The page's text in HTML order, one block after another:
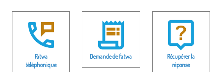
Fatwa
téléphonique
Demande de fatwa
Récupérer la
réponse